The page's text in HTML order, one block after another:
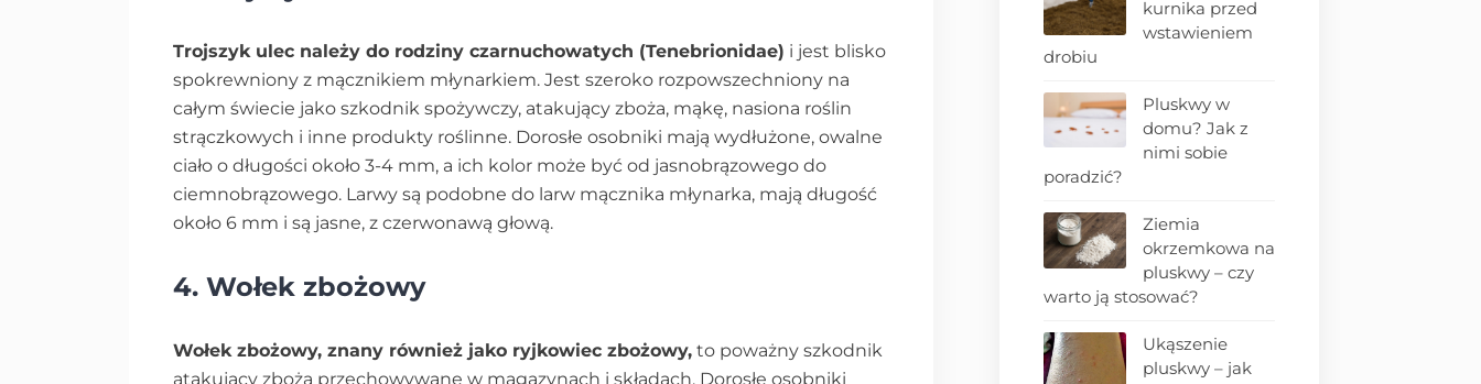
Trojszyk ulec należy do rodziny czarnuchowatych (Tenebrionidae) i jest blisko
spokrewniony z mącznikiem młynarkiem. Jest szeroko rozpowszechniony na
całym świecie jako szkodnik spożywczy, atakujący zboża, mąkę, nasiona roślin
strączkowych i inne produkty roślinne. Dorosłe osobniki mają wydłużone, owalne
ciało o długości około 3-4 mm, a ich kolor może być od jasnobrązowego do
ciemnobrązowego. Larwy są podobne do larw mącznika młynarka, mają długość
około 6 mm i są jasne, z czerwonawą głową.
4. Wołek zbożowy
Wołek zbożowy, znany również jako ryjkowiec zbożowy, to poważny szkodnik
atakujący zboża przechowywane w magazynach i składach. Dorosłe osobniki
kurnika przed
wstawieniem
drobiu
Pluskwy w
domu? Jak z
nimi sobie
poradzić?
Ziemia
okrzemkowa na
pluskwy – czy
warto ją stosować?
Ukąszenie
pluskwy – jak